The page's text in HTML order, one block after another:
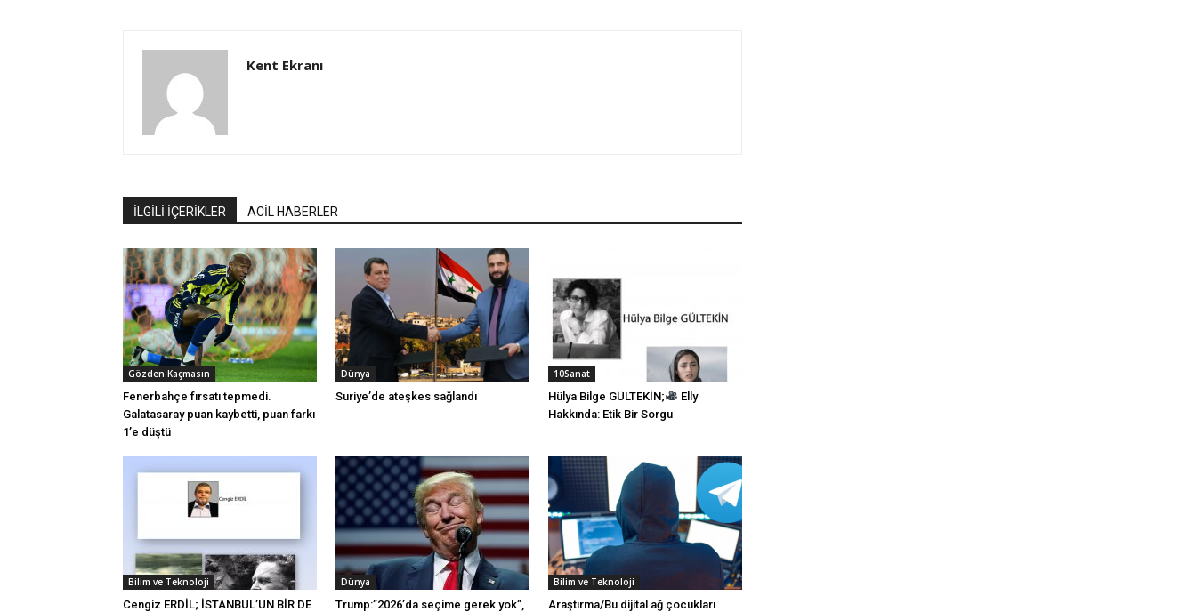
Kent Ekranı
İLGİLİ İÇERİKLER ACİL HABERLER
Gözden Kaçmasın
Fenerbahçe fırsatı tepmedi.
Galatasaray puan kaybetti, puan farkı
1’e düştü
Dünya
Suriye’de ateşkes sağlandı
10Sanat
Hülya Bilge GÜLTEKİN;
Elly
Hakkında: Etik Bir Sorgu
Bilim ve Teknoloji
Cengiz ERDİL; İSTANBUL’UN BİR DE
Dünya
Trump:”2026’da seçime gerek yok”,
Bilim ve Teknoloji
Araştırma/Bu dijital ağ çocukları